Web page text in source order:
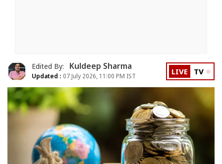
Edited By: Kuldeep Sharma
Updated : 07 July 2026, 11:00 PM IST LIVE TV